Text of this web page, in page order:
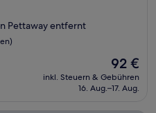
Pettaway entfernt
Der
Preis
beträgt
92 €
inkl. Steuern & Gebühren
16. Aug.–17. Aug.